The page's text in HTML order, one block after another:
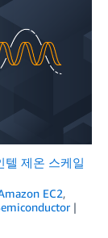
텔 제온 스케일
EC2,